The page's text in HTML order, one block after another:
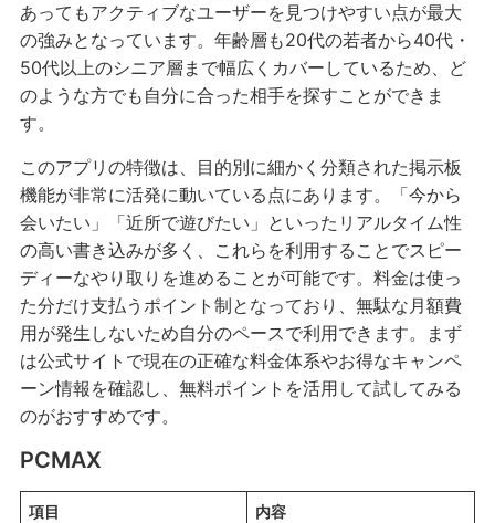
あってもアクティブなユーザーを見つけやすい点が最大
の強みとなっています。年齢層も20代の若者から40代・
50代以上のシニア層まで幅広くカバーしているため、ど
のような方でも自分に合った相手を探すことができま
す。
このアプリの特徴は、目的別に細かく分類された掲示板
機能が非常に活発に動いている点にあります。「今から
会いたい」「近所で遊びたい」といったリアルタイム性
の高い書き込みが多く、これらを利用することでスピー
ディーなやり取りを進めることが可能です。料金は使っ
た分だけ支払うポイント制となっており、無駄な月額費
用が発生しないため自分のペースで利用できます。まず
は公式サイトで現在の正確な料金体系やお得なキャンペ
ーン情報を確認し、無料ポイントを活用して試してみる
のがおすすめです。
PCMAX
項目 内容